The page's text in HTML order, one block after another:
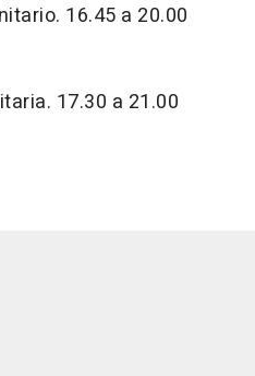
16.45 a 20.00
17.30 a 21.00